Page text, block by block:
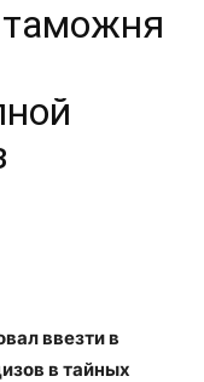
ввезти в
в тайных